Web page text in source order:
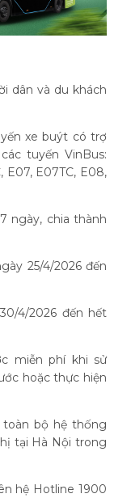
dân và du khách
xe buýt có trợ
tuyến VinBus:
E07, E07TC, E08,
ngày, chia thành
25/4/2026 đến
4/2026 đến hết
miễn phí khi sử
hoặc thực hiện
bộ hệ thống
tại Hà Nội trong
hệ Hotline 1900